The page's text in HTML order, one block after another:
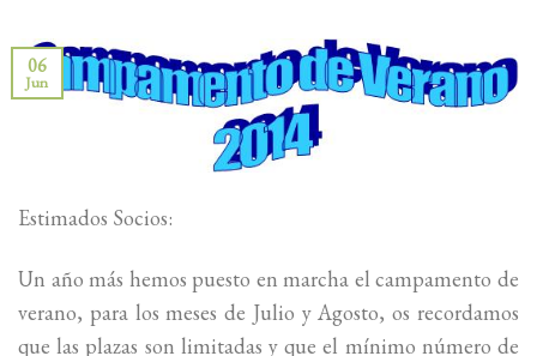
06
Jun
Estimados Socios:
Un año más hemos puesto en marcha el campamento de
verano, para los meses de Julio y Agosto, os recordamos
que las plazas son limitadas y que el mínimo número de